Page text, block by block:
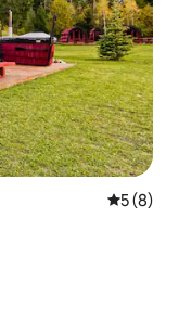
평점 5점
5 (8)